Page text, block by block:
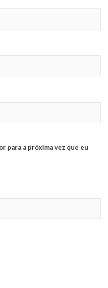
para a próxima vez que eu